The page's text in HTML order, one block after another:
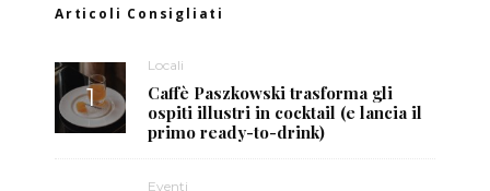
Articoli Consigliati
Locali
Caffè Paszkowski trasforma gli
ospiti illustri in cocktail (e lancia il
primo ready-to-drink)
Eventi